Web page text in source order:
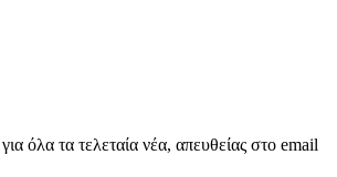
όλα τα τελεταία νέα, απευθείας στο email